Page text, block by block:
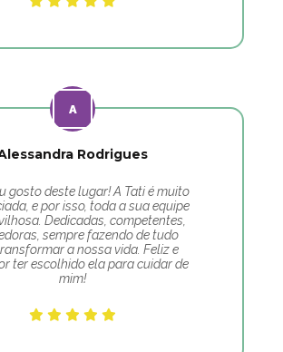
Rodrigues
gosto deste lugar! A Tati é muito
e por isso, toda a sua equipe
Dedicadas, competentes,
sempre fazendo de tudo
a nossa vida. Feliz e
ter escolhido ela para cuidar de
mim!